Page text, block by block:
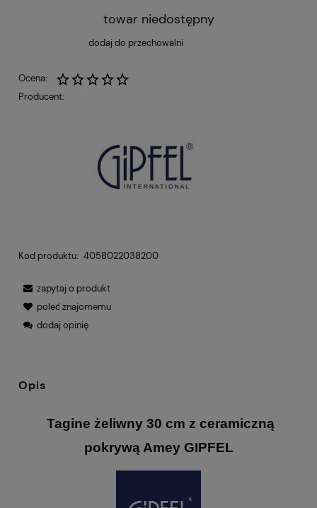
towar niedostępny
dodaj do przechowalni
Ocena:
Producent:
Kod produktu: 4058022038200
zapytaj o produkt
poleć znajomemu
dodaj opinię
Opis
Tagine żeliwny 30 cm z ceramiczną
pokrywą Amey GIPFEL